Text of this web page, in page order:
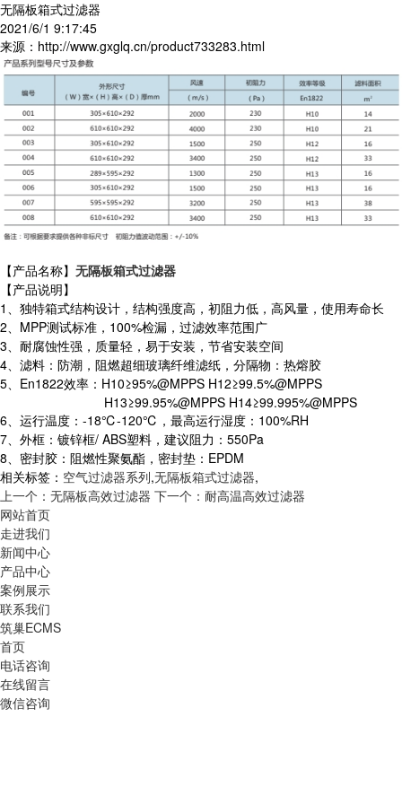
无隔板箱式过滤器
2021/6/1 9:17:45
来源：http://www.gxglq.cn/product733283.html
【产品名称】 无隔板箱式过滤器
【产品说明】
1、独特箱式结构设计，结构强度高，初阻力低，高风量，使用寿命长
2、MPP测试标准，100%检漏，过滤效率范围广
3、耐腐蚀性强，质量轻，易于安装，节省安装空间
4、滤料：防潮，阻燃超细玻璃纤维滤纸，分隔物：热熔胶
5、En1822效率：H10≥95%@MPPS H12≥99.5%@MPPS
H13≥99.95%@MPPS H14≥99.995%@MPPS
6、运行温度：-18℃-120℃，最高运行湿度：100%RH
7、外框：镀锌框/ ABS塑料，建议阻力：550Pa
8、密封胶：阻燃性聚氨酯，密封垫：EPDM
相关标签： 空气过滤器系列,无隔板箱式过滤器,
上一个：无隔板高效过滤器 下一个：耐高温高效过滤器
网站首页
走进我们
新闻中心
产品中心
案例展示
联系我们
筑巢ECMS
首页
电话咨询
在线留言
微信咨询